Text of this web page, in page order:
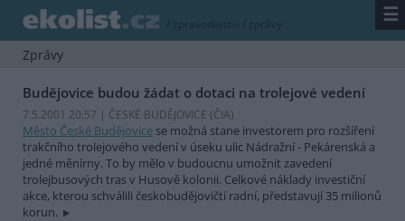
/ zpravodajství / zprávy ☰
Zprávy
Budějovice budou žádat o dotaci na trolejové vedení
7.5.2001 20:57 | ČESKÉ BUDĚJOVICE (ČIA)
Město České Budějovice se možná stane investorem pro rozšíření
trakčního trolejového vedení v úseku ulic Nádražní - Pekárenská a
jedné měnírny. To by mělo v budoucnu umožnit zavedení
trolejbusových tras v Husově kolonii. Celkové náklady investiční
akce, kterou schválili českobudějovičtí radní, představují 35 milionů
korun.